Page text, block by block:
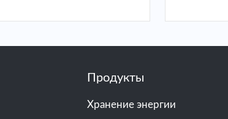
Продукты
Хранение энергии